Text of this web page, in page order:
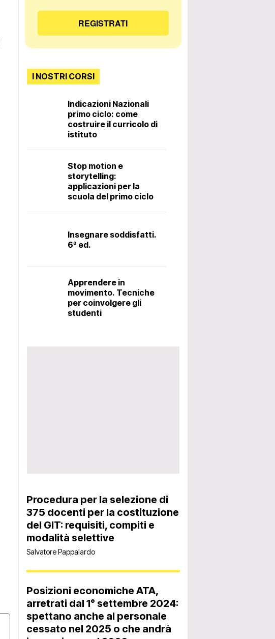
La Costituzione e i suoi valori, al via progetti e bandi di
REGISTRATI
I NOSTRI CORSI
Indicazioni Nazionali
primo ciclo: come
costruire il curricolo di
istituto
Stop motion e
storytelling:
applicazioni per la
scuola del primo ciclo
Insegnare soddisfatti.
6ª ed.
Apprendere in
movimento. Tecniche
per coinvolgere gli
studenti
Procedura per la selezione di
375 docenti per la costituzione
del GIT: requisiti, compiti e
modalità selettive
Salvatore Pappalardo
Posizioni economiche ATA,
arretrati dal 1° settembre 2024:
spettano anche al personale
cessato nel 2025 o che andrà